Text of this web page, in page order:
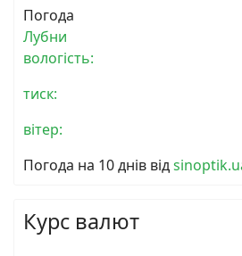
Погода
Лубни
вологість:
тиск:
вітер:
Погода на 10 днів від
Курс валют